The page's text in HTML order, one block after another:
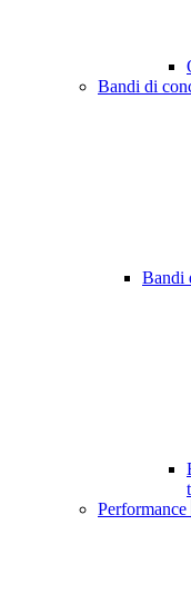
Bandi di
Bandi
Performance